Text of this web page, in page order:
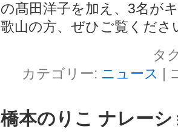
の髙田洋子を加え、3名が
歌山の方、ぜひご覧くださ
タ
カテゴリー: ニュース |
橋本のりこ ナレー